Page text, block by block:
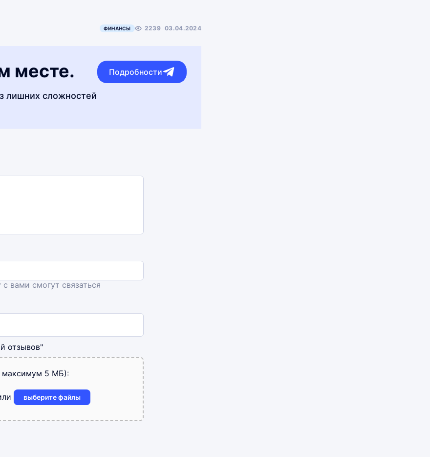
ФИНАНСЫ 2239 03.04.2024
месте.
лишних сложностей
Подробности
вами смогут связаться
отзывов"
максимум 5 МБ):
выберите файлы